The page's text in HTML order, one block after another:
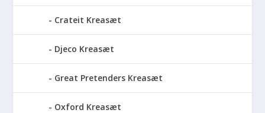
Crateit Kreasæt
Djeco Kreasæt
Great Pretenders Kreasæt
Oxford Kreasæt